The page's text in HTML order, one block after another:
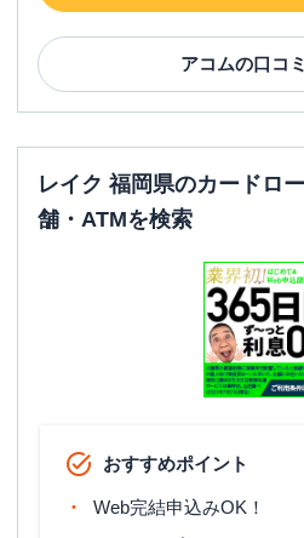
アコムの口コ
レイク 福岡県のカードロ
舗・ATMを検索
おすすめポイント
Web完結申込みOK！